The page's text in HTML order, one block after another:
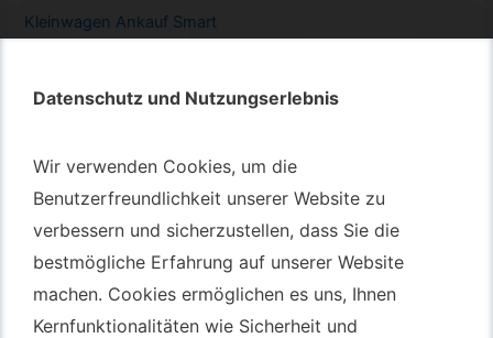
Datenschutz und Nutzungserlebnis
Wir verwenden Cookies, um die
Benutzerfreundlichkeit unserer Website zu
verbessern und sicherzustellen, dass Sie die
bestmögliche Erfahrung auf unserer Website
machen. Cookies ermöglichen es uns, Ihnen
Kernfunktionalitäten wie Sicherheit und
Datenschutz und Nutzungserlebnis
Wir verwenden Cookies, um die
Benutzerfreundlichkeit unserer Website zu
verbessern und sicherzustellen, dass Sie die
bestmögliche Erfahrung auf unserer Website
machen. Cookies ermöglichen es uns, Ihnen
Kernfunktionalitäten wie Sicherheit und
Kleinwagen Ankauf Smart
Autotransport Bochum
Autotransport Düsseldorf
Autotransport Essen
Autoexport Gelsenkirchen